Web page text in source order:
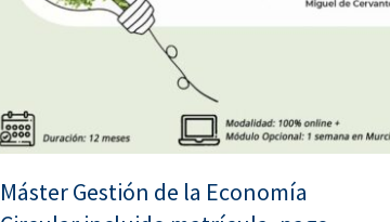
Máster Gestión de la Economía